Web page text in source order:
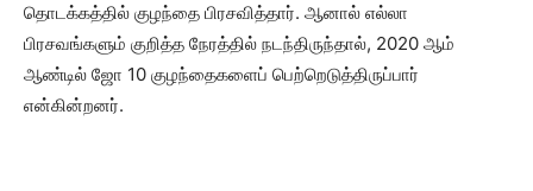
தொடக்கத்தில் குழந்தை பிரசவித்தார். ஆனால் எல்லா
பிரசவங்களும் குறித்த நேரத்தில் நடந்திருந்தால், 2020 ஆம்
ஆண்டில் ஜோ 10 குழந்தைகளைப் பெற்றெடுத்திருப்பார்
என்கின்றனர்.